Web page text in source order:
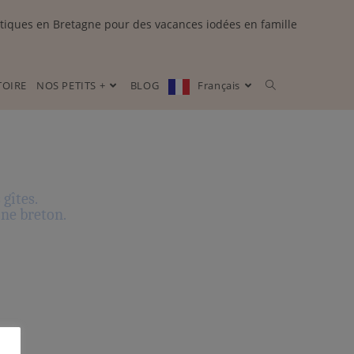
en Bretagne pour des vacances iodées en famille
NOS PETITS + BLOG Français
breton.